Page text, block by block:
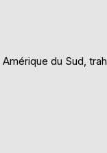
du Sud,